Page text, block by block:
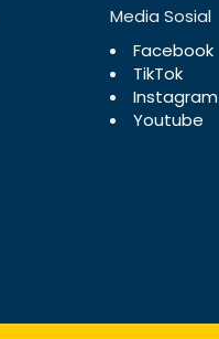
Media Sosial
Facebook
TikTok
Instagram
Youtube